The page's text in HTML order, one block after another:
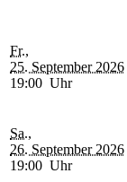
Fr.,
25. September 2026
19:00 Uhr
Sa.,
26. September 2026
19:00 Uhr